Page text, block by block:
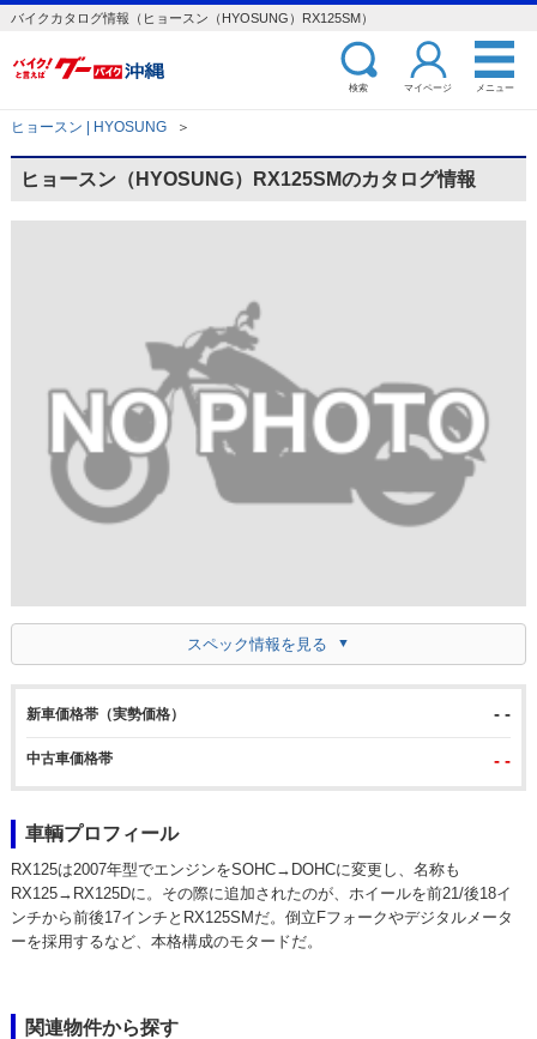
バイクカタログ情報（ヒョースン（HYOSUNG）RX125SM）
検索 マイページ メニュー
ヒョースン | HYOSUNG ＞
ヒョースン（HYOSUNG）RX125SMのカタログ情報
スペック情報を見る
新車価格帯（実勢価格） - -
中古車価格帯 - -
車輌プロフィール
RX125は2007年型でエンジンをSOHC→DOHCに変更し、名称も
RX125→RX125Dに。その際に追加されたのが、ホイールを前21/後18イ
ンチから前後17インチとRX125SMだ。倒立Fフォークやデジタルメータ
ーを採用するなど、本格構成のモタードだ。
関連物件から探す